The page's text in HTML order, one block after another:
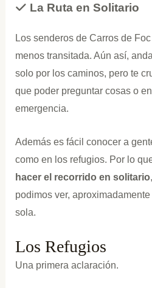
La Ruta en Solitario
Los senderos de Carros de
menos transitada. Aún así,
solo por los caminos, pero te
que poder preguntar cosas o
emergencia.
Además es fácil conocer a
como en los refugios. Por lo
hacer el recorrido en solitario
podimos ver,
sola.
Los Refugios
Una primera aclaración.